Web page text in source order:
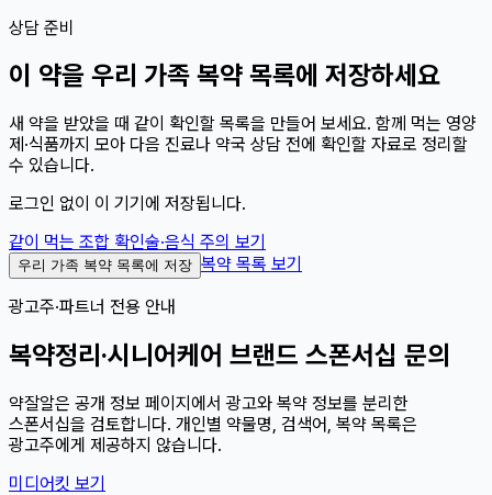
상담 준비
이 약을 우리 가족 복약 목록에 저장하세요
새 약을 받았을 때 같이 확인할 목록을 만들어 보세요. 함께 먹는 영양
제·식품까지 모아 다음 진료나 약국 상담 전에 확인할 자료로 정리할
수 있습니다.
로그인 없이 이 기기에 저장됩니다.
같이 먹는 조합 확인술·음식 주의 보기
우리 가족 복약 목록에 저장 복약 목록 보기
광고주·파트너 전용 안내
복약정리·시니어케어 브랜드 스폰서십 문의
약잘알은 공개 정보 페이지에서 광고와 복약 정보를 분리한
스폰서십을 검토합니다. 개인별 약물명, 검색어, 복약 목록은
광고주에게 제공하지 않습니다.
미디어킷 보기